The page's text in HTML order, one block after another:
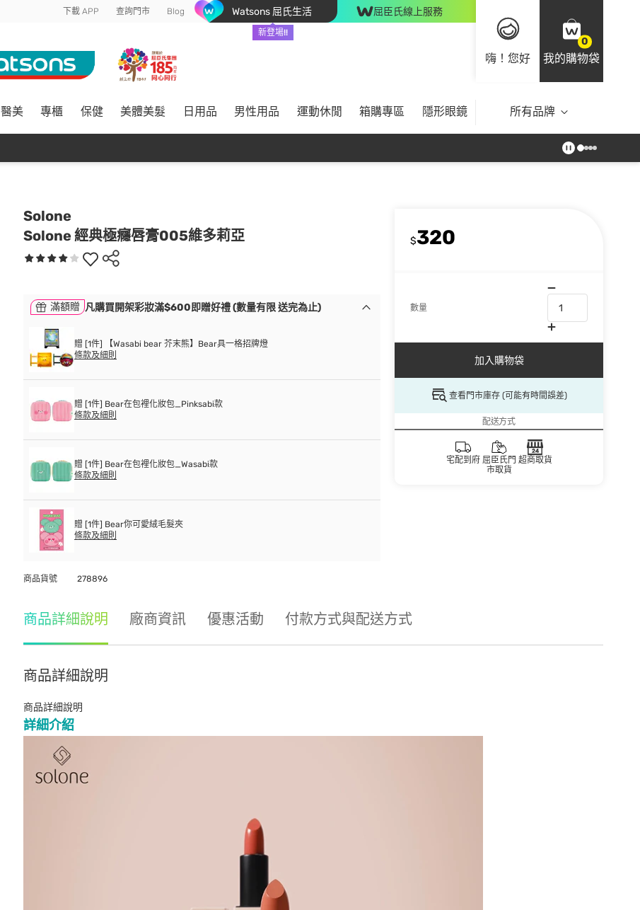
下載 APP 查詢門市 Blog Watsons 屈氏生活
新登場!!
屈臣氏線上服務
嗨！您好
0
我的購物袋
醫美 專櫃 保健 美體美髮 日用品 男性用品 運動休閒 箱購專區 隱形眼鏡 所有品牌
Solone
Solone 經典極癮唇膏005維多莉亞
$320
數量
加入購物袋
查看門市庫存 (可能有時間誤差)
配送方式
宅配到府 屈臣氏門
市取貨
超商取貨
滿額贈 凡購買開架彩妝滿$600即贈好禮 (數量有限 送完為止)
贈 [1件] 【Wasabi bear 芥末熊】Bear具一格招牌燈
條款及細則
贈 [1件] Bear在包裡化妝包_Pinksabi款
條款及細則
贈 [1件] Bear在包裡化妝包_Wasabi款
條款及細則
贈 [1件] Bear你可愛絨毛髮夾
條款及細則
商品貨號 278896
商品詳細說明 廠商資訊 優惠活動 付款方式與配送方式
商品詳細說明
商品詳細說明
詳細介紹